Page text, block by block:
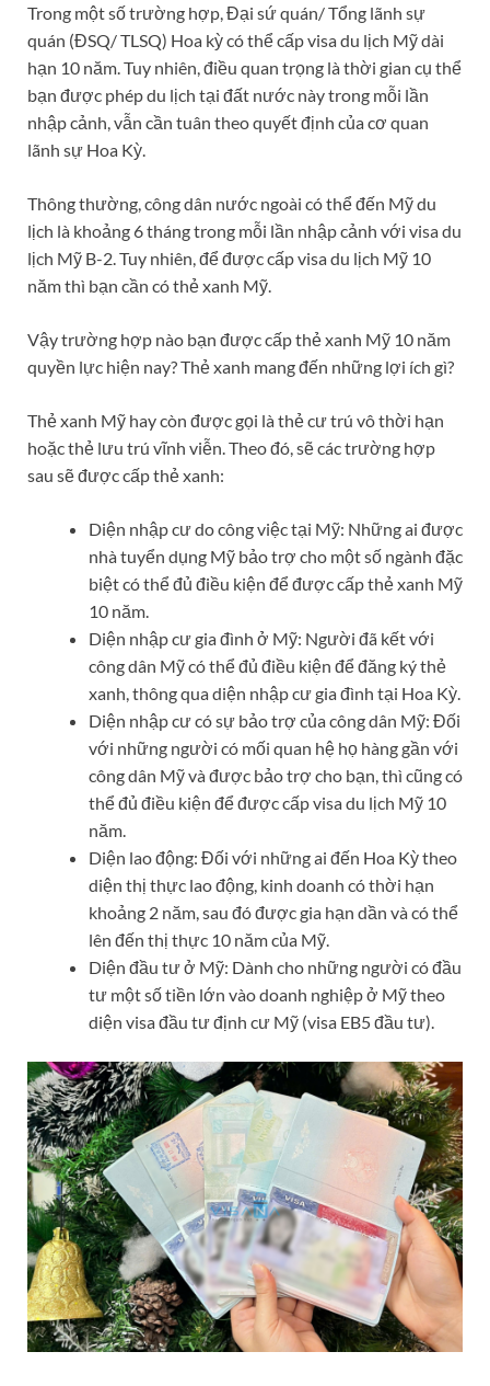
Trong một số trường hợp, Đại sứ quán/ Tổng lãnh sự
quán (ĐSQ/ TLSQ) Hoa kỳ có thể cấp visa du lịch Mỹ dài
hạn 10 năm. Tuy nhiên, điều quan trọng là thời gian cụ thể
bạn được phép du lịch tại đất nước này trong mỗi lần
nhập cảnh, vẫn cần tuân theo quyết định của cơ quan
lãnh sự Hoa Kỳ.
Thông thường, công dân nước ngoài có thể đến Mỹ du
lịch là khoảng 6 tháng trong mỗi lần nhập cảnh với visa du
lịch Mỹ B-2. Tuy nhiên, để được cấp visa du lịch Mỹ 10
năm thì bạn cần có thẻ xanh Mỹ.
Vậy trường hợp nào bạn được cấp thẻ xanh Mỹ 10 năm
quyền lực hiện nay? Thẻ xanh mang đến những lợi ích gì?
Thẻ xanh Mỹ hay còn được gọi là thẻ cư trú vô thời hạn
hoặc thẻ lưu trú vĩnh viễn. Theo đó, sẽ các trường hợp
sau sẽ được cấp thẻ xanh:
Diện nhập cư do công việc tại Mỹ: Những ai được
nhà tuyển dụng Mỹ bảo trợ cho một số ngành đặc
biệt có thể đủ điều kiện để được cấp thẻ xanh Mỹ
10 năm.
Diện nhập cư gia đình ở Mỹ: Người đã kết với
công dân Mỹ có thể đủ điều kiện để đăng ký thẻ
xanh, thông qua diện nhập cư gia đình tại Hoa Kỳ.
Diện nhập cư có sự bảo trợ của công dân Mỹ: Đối
với những người có mối quan hệ họ hàng gần với
công dân Mỹ và được bảo trợ cho bạn, thì cũng có
thể đủ điều kiện để được cấp visa du lịch Mỹ 10
năm.
Diện lao động: Đối với những ai đến Hoa Kỳ theo
diện thị thực lao động, kinh doanh có thời hạn
khoảng 2 năm, sau đó được gia hạn dần và có thể
lên đến thị thực 10 năm của Mỹ.
Diện đầu tư ở Mỹ: Dành cho những người có đầu
tư một số tiền lớn vào doanh nghiệp ở Mỹ theo
diện visa đầu tư định cư Mỹ (visa EB5 đầu tư).